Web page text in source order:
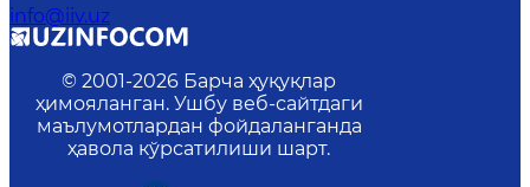
info@iiv.uz
© 2001-2026 Барча ҳуқуқлар
ҳимояланган. Ушбу веб-сайтдаги
маълумотлардан фойдаланганда
ҳавола кўрсатилиши шарт.